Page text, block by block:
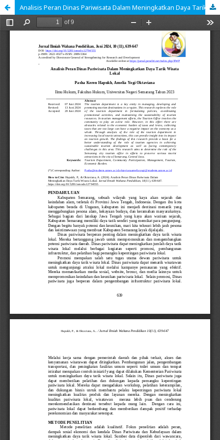
Analisis Peran Dinas Pariwisata Dalam Meningkatkan Daya Tarik Wisata Lokal